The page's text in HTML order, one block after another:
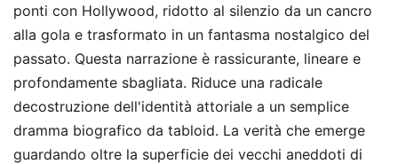
ponti con Hollywood, ridotto al silenzio da un cancro
alla gola e trasformato in un fantasma nostalgico del
passato. Questa narrazione è rassicurante, lineare e
profondamente sbagliata. Riduce una radicale
decostruzione dell'identità attoriale a un semplice
dramma biografico da tabloid. La verità che emerge
guardando oltre la superficie dei vecchi aneddoti di